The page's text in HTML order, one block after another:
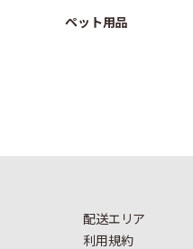
ペット用品
配送エリア
利用規約